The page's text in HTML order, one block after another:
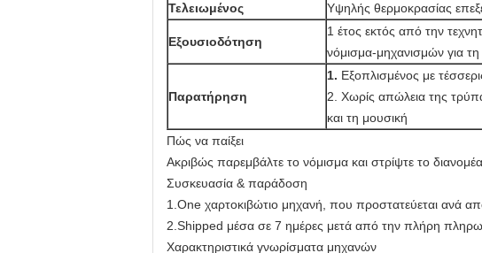
Τελειωμένος
Υψηλής θερμοκρασίας
Εξουσιοδότηση
1 έτος εκτός από την
νόμισμα-μηχανισμών για
Παρατήρηση
1. Εξοπλισμένος με
2. Χωρίς απώλεια της
και τη μουσική
Πώς να παίξει
Ακριβώς παρεμβάλτε το νόμισμα και στρίψτε το
Συσκευασία & παράδοση
1.One χαρτοκιβώτιο μηχανή, που προστατεύεται ανά
2.Shipped μέσα σε 7 ημέρες μετά από την πλήρη
Χαρακτηριστικά γνωρίσματα μηχανών